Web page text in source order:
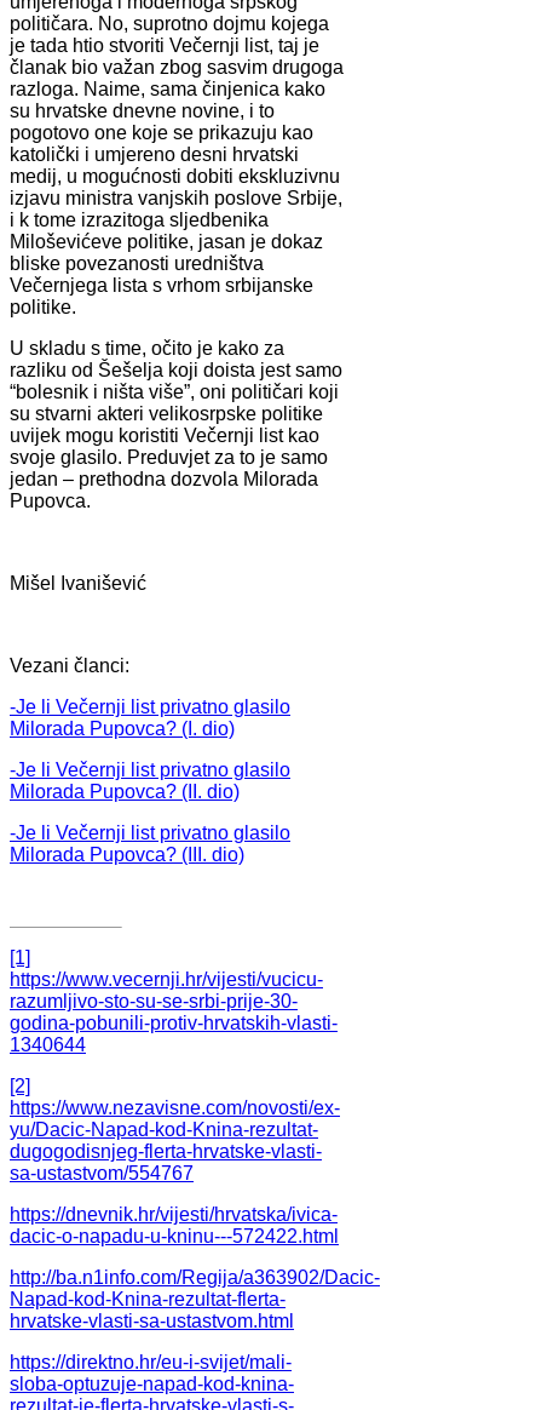
političara. No, suprotno dojmu kojega
je tada htio stvoriti Večernji list, taj je
članak bio važan zbog sasvim drugoga
razloga. Naime, sama činjenica kako
su hrvatske dnevne novine, i to
pogotovo one koje se prikazuju kao
katolički i umjereno desni hrvatski
medij, u mogućnosti dobiti ekskluzivnu
izjavu ministra vanjskih poslove Srbije,
i k tome izrazitoga sljedbenika
Miloševićeve politike, jasan je dokaz
bliske povezanosti uredništva
Večernjega lista s vrhom srbijanske
politike.
U skladu s time, očito je kako za
razliku od Šešelja koji doista jest samo
“bolesnik i ništa više”, oni političari koji
su stvarni akteri velikosrpske politike
uvijek mogu koristiti Večernji list kao
svoje glasilo. Preduvjet za to je samo
jedan – prethodna dozvola Milorada
Pupovca.
Mišel Ivanišević
Vezani članci:
-Je li Večernji list privatno glasilo
Milorada Pupovca? (I. dio)
-Je li Večernji list privatno glasilo
Milorada Pupovca? (II. dio)
-Je li Večernji list privatno glasilo
Milorada Pupovca? (III. dio)
[1]
https://www.vecernji.hr/vijesti/vucicu-
razumljivo-sto-su-se-srbi-prije-30-
godina-pobunili-protiv-hrvatskih-vlasti-
1340644
[2]
https://www.nezavisne.com/novosti/ex-
yu/Dacic-Napad-kod-Knina-rezultat-
dugogodisnjeg-flerta-hrvatske-vlasti-
sa-ustastvom/554767
https://dnevnik.hr/vijesti/hrvatska/ivica-
dacic-o-napadu-u-kninu---572422.html
http://ba.n1info.com/Regija/a363902/Dacic-
Napad-kod-Knina-rezultat-flerta-
hrvatske-vlasti-sa-ustastvom.html
https://direktno.hr/eu-i-svijet/mali-
sloba-optuzuje-napad-kod-knina-
rezultat-je-flerta-hrvatske-vlasti-s-